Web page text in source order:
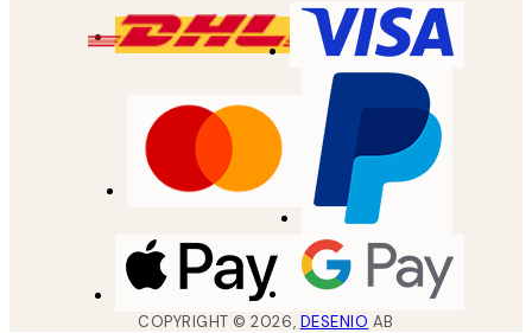
COPYRIGHT ©2026, DESENIO AB